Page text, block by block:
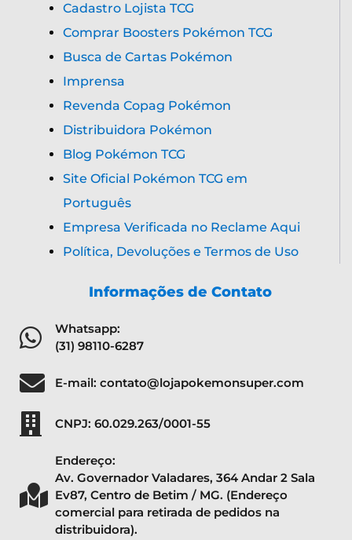
Cadastro Lojista TCG
Comprar Boosters Pokémon TCG
Busca de Cartas Pokémon
Imprensa
Revenda Copag Pokémon
Distribuidora Pokémon
Blog Pokémon TCG
Site Oficial Pokémon TCG em
Português
Empresa Verificada no Reclame Aqui
Política, Devoluções e Termos de Uso
Informações de Contato
Whatsapp:
(31) 98110-6287
E-mail: contato@lojapokemonsuper.com
CNPJ: 60.029.263/0001-55
Endereço:
Av. Governador Valadares, 364 Andar 2 Sala
Ev87, Centro de Betim / MG. (Endereço
comercial para retirada de pedidos na
distribuidora).